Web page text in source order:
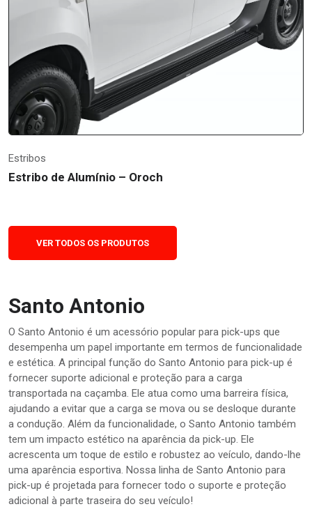
Estribos
Estribo de Alumínio – Oroch
VER TODOS OS PRODUTOS
Santo Antonio
O Santo Antonio é um acessório popular para pick-ups que
desempenha um papel importante em termos de funcionalidade
e estética. A principal função do Santo Antonio para pick-up é
fornecer suporte adicional e proteção para a carga
transportada na caçamba. Ele atua como uma barreira física,
ajudando a evitar que a carga se mova ou se desloque durante
a condução. Além da funcionalidade, o Santo Antonio também
tem um impacto estético na aparência da pick-up. Ele
acrescenta um toque de estilo e robustez ao veículo, dando-lhe
uma aparência esportiva. Nossa linha de Santo Antonio para
pick-up é projetada para fornecer todo o suporte e proteção
adicional à parte traseira do seu veículo!